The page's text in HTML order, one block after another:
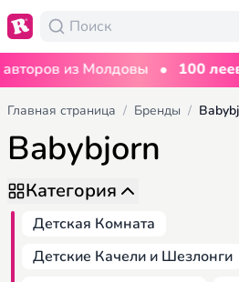
из Молдовы • 100 леев
Главная страница / Бренды /
Babybjorn
Категория
Детская Комната
Детские Качели и Шезлонги